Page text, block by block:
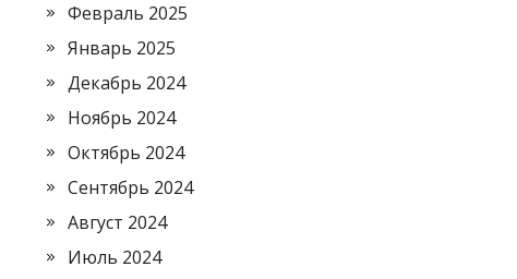
Февраль 2025
Январь 2025
Декабрь 2024
Ноябрь 2024
Октябрь 2024
Сентябрь 2024
Август 2024
Июль 2024